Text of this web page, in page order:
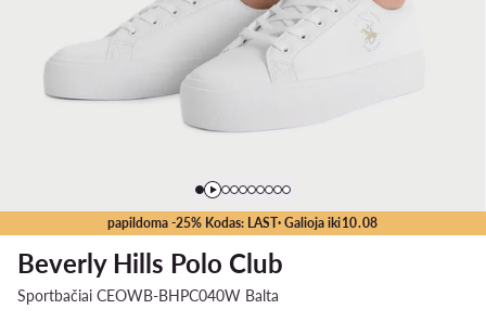
papildoma -25% Kodas: LAST· Galioja iki10.08
Beverly Hills Polo Club
Sportbačiai CEOWB-BHPC040W Balta